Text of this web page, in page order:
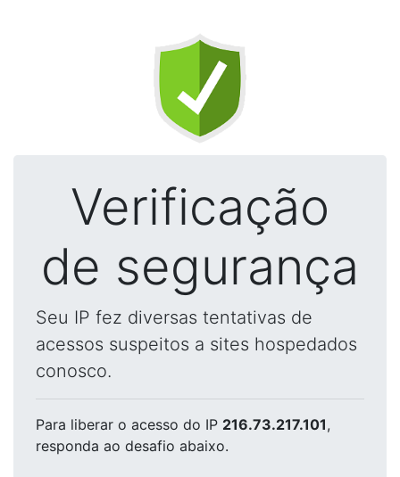
Verificação
de segurança
Seu IP fez diversas tentativas de
acessos suspeitos a sites hospedados
conosco.
Para liberar o acesso do IP 216.73.217.101,
responda ao desafio abaixo.